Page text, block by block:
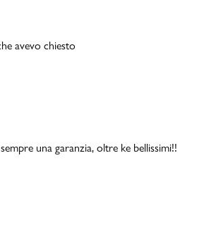
avevo chiesto
una garanzia, oltre ke bellissimi!!